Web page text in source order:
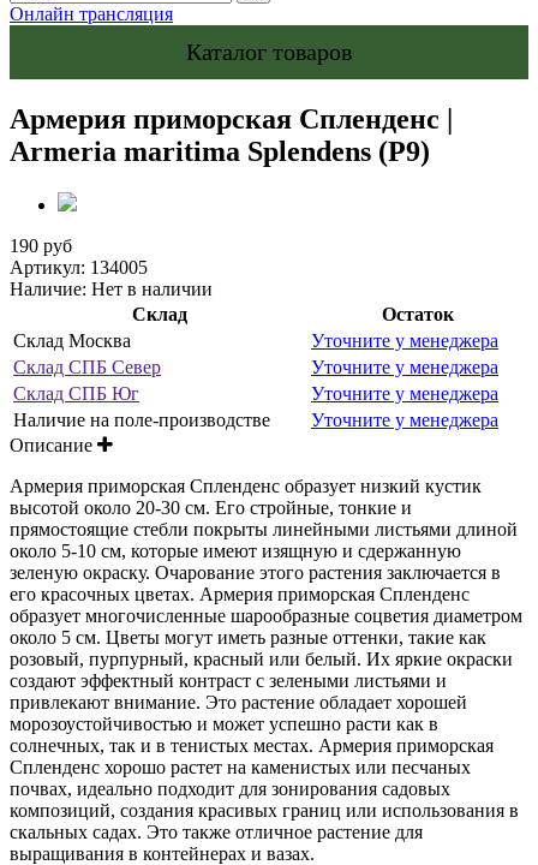
Онлайн трансляция
Каталог товаров
Армерия приморская Спленденс |
Armeria maritima Splendens (Р9)
190 руб
Артикул: 134005
Наличие: Нет в наличии
Склад
Остаток
Склад Москва
Уточните у менеджера
Склад СПБ Север
Уточните у менеджера
Склад СПБ Юг
Уточните у менеджера
Наличие на поле-производстве
Уточните у менеджера
Описание
Армерия приморская Спленденс образует низкий кустик
высотой около 20-30 см. Его стройные, тонкие и
прямостоящие стебли покрыты линейными листьями длиной
около 5-10 см, которые имеют изящную и сдержанную
зеленую окраску. Очарование этого растения заключается в
его красочных цветах. Армерия приморская Спленденс
образует многочисленные шарообразные соцветия диаметром
около 5 см. Цветы могут иметь разные оттенки, такие как
розовый, пурпурный, красный или белый. Их яркие окраски
создают эффектный контраст с зелеными листьями и
привлекают внимание. Это растение обладает хорошей
морозоустойчивостью и может успешно расти как в
солнечных, так и в тенистых местах. Армерия приморская
Спленденс хорошо растет на каменистых или песчаных
почвах, идеально подходит для зонирования садовых
композиций, создания красивых границ или использования в
скальных садах. Это также отличное растение для
выращивания в контейнерах и вазах.